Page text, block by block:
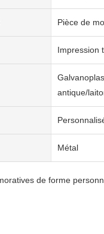
Pièce de
Impression
antique/
Métal